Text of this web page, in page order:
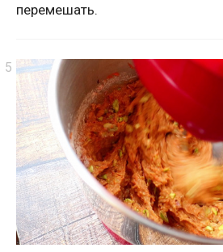
перемешать.